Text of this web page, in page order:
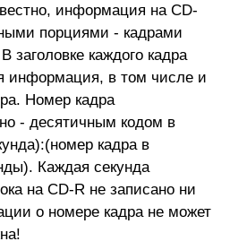
информация на CD-
порциями - кадрами
заголовке каждого кадра
информация, в том числе и
Номер кадра
- десятичным кодом в
кадра в
Каждая секунда
на CD-R не записано ни
о номере кадра не может